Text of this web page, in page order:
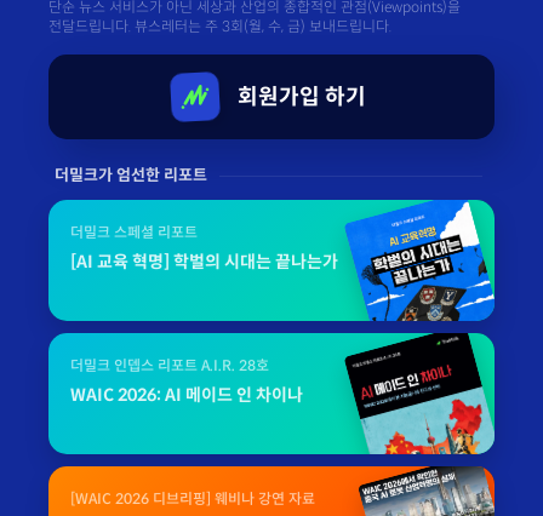
단순 뉴스 서비스가 아닌 세상과 산업의 종합적인 관점(Viewpoints)을
전달드립니다. 뷰스레터는 주 3회(월, 수, 금) 보내드립니다.
회원가입 하기
더밀크가 엄선한 리포트
더밀크 스페셜 리포트
[AI 교육 혁명] 학벌의 시대는 끝나는가
더밀크 인뎁스 리포트 A.I.R. 28호
WAIC 2026: AI 메이드 인 차이나
[WAIC 2026 디브리핑] 웨비나 강연 자료